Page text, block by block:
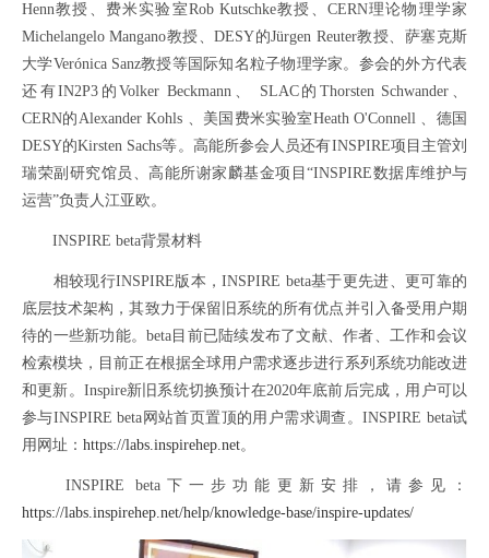
Henn教授、费米实验室Rob Kutschke教授、 CERN理论物理学家
Michelangelo Mangano教授、DESY的Jürgen Reuter教授、萨塞克斯
大学Verónica Sanz教授等国际知名粒子物理学家。参会的外方代表
还有IN2P3 的Volker Beckmann、 SLAC的 Thorsten Schwander 、
CERN的Alexander Kohls 、美国费米实验室Heath O'Connell 、德国
DESY的Kirsten Sachs等。高能所参会人员还有INSPIRE项目主管刘
瑞荣副研究馆员、高能所谢家麟基金项目“INSPIRE数据库维护与
运营”负责人江亚欧。
INSPIRE beta背景材料
相较现行INSPIRE版本，INSPIRE beta基于更先进、更可靠的
底层技术架构，其致力于保留旧系统的所有优点并引入备受用户期
待的一些新功能。beta 目前已陆续发布了文献、作者、工作和会议
检索模块，目前正在根据全球用户需求逐步进行系列系统功能改进
和更新。 Inspire新旧系统切换预计在2020年底前后完成，用户可以
参与INSPIRE beta网站首页置顶的用户需求调查。INSPIRE beta试
用网址： https://labs.inspirehep.net。
INSPIRE beta 下一步功能更新安排，请参见：
https://labs.inspirehep.net/help/knowledge-base/inspire-updates/